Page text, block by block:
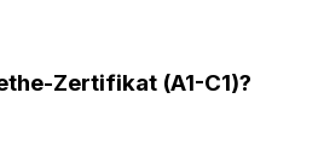
Zertifikat (A1-C1)?